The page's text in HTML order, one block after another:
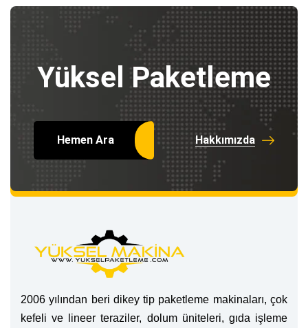
Yüksel Paketleme
Hemen Ara Hakkımızda
2006 yılından beri dikey tip paketleme makinaları, çok
kefeli ve lineer teraziler, dolum üniteleri, gıda işleme